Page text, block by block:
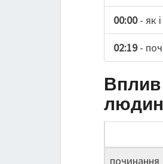
00:00- як
02:19-
Вплив
починання